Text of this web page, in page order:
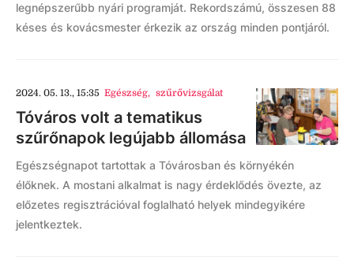
legnépszerűbb nyári programját. Rekordszámú, összesen 88
késes és kovácsmester érkezik az ország minden pontjáról.
2024. 05. 13., 15:35 Egészség, szűrővizsgálat
Tóváros volt a tematikus
szűrőnapok legújabb állomása
Egészségnapot tartottak a Tóvárosban és környékén
élőknek. A mostani alkalmat is nagy érdeklődés övezte, az
előzetes regisztrációval foglalható helyek mindegyikére
jelentkeztek.